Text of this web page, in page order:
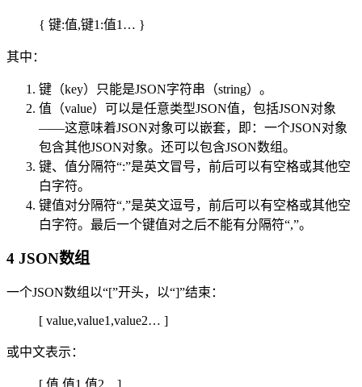
{ 键:值,键1:值1… }
其中：
键（key）只能是JSON字符串（string）。
值（value）可以是任意类型JSON值，包括JSON对象
——这意味着JSON对象可以嵌套，即：一个JSON对象
包含其他JSON对象。还可以包含JSON数组。
键、值分隔符“:”是英文冒号，前后可以有空格或其他空
白字符。
键值对分隔符“,”是英文逗号，前后可以有空格或其他空
白字符。最后一个键值对之后不能有分隔符“,”。
4 JSON数组
一个JSON数组以“[”开头，以“]”结束：
[ value,value1,value2… ]
或中文表示：
[ 值,值1,值2…]